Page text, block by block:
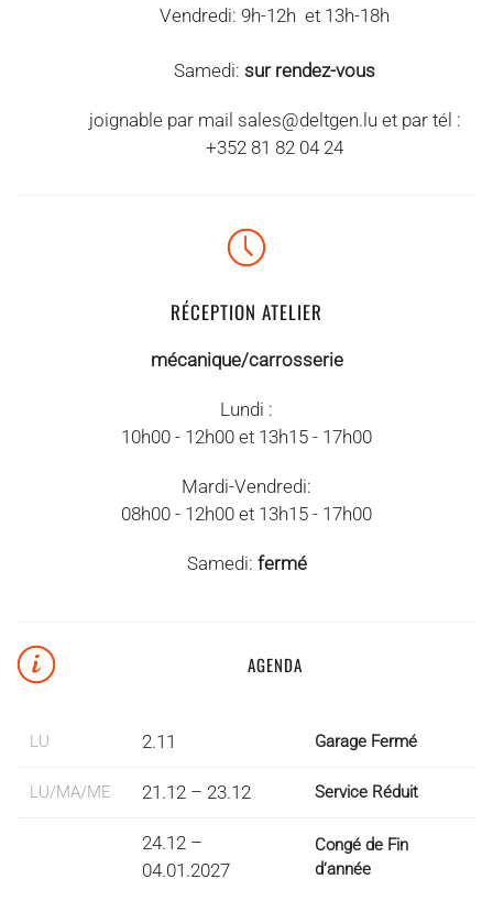
Vendredi: 9h-12h et 13h-18h
Samedi: sur rendez-vous
joignable par mail sales@deltgen.lu et par tél :
+352 81 82 04 24
RÉCEPTION ATELIER
mécanique/carrosserie
Lundi :
10h00 - 12h00 et 13h15 - 17h00
Mardi-Vendredi:
08h00 - 12h00 et 13h15 - 17h00
Samedi: fermé
AGENDA
LU 2.11 Garage Fermé
LU/MA/ME 21.12 – 23.12 Service Réduit
24.12 –
04.01.2027
Congé de Fin
d‘année